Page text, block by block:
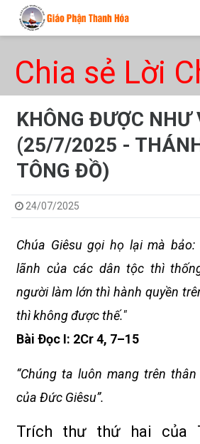
Chia sẻ Lời
KHÔNG ĐƯỢC NHƯ
(25/7/2025 -
TÔNG ĐỒ)
24/07/2025
Chúa Giêsu gọi họ lại mà bảo:
lãnh của các dân tộc thì
người làm lớn thì hành quyền
thì không được thế."
Bài Ðọc I: 2Cr 4, 7–15
“Chúng ta luôn mang trên
của Ðức Giêsu”.
Trích thư thứ hai của